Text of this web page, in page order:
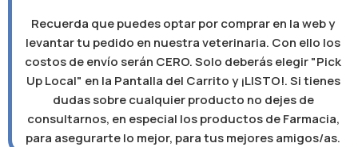
Recuerda que puedes optar por comprar en la web y
levantar tu pedido en nuestra veterinaria. Con ello los
costos de envío serán CERO. Solo deberás elegir "Pick
Up Local" en la Pantalla del Carrito y ¡LISTO!. Si tienes
dudas sobre cualquier producto no dejes de
consultarnos, en especial los productos de Farmacia,
para asegurarte lo mejor, para tus mejores amigos/as.